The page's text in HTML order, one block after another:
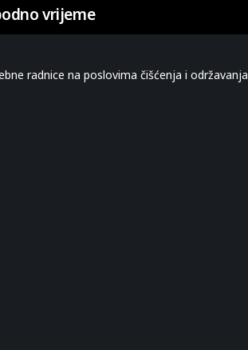
vrijeme
radnice na poslovima čišćenja i održavanja